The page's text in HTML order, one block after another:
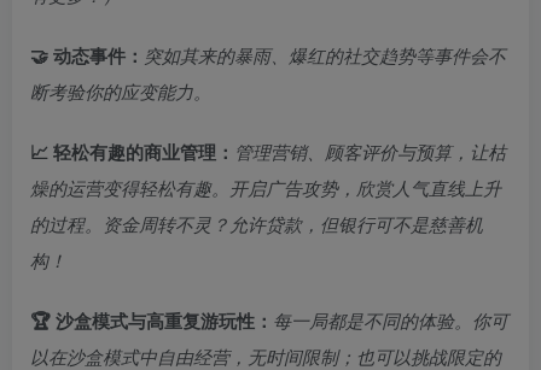
🤝 动态事件： 突如其来的暴雨、爆红的社交趋势等事件会不
断考验你的应变能力。
📈 轻松有趣的商业管理： 管理营销、顾客评价与预算，让枯
燥的运营变得轻松有趣。开启广告攻势，欣赏人气直线上升
的过程。资金周转不灵？允许贷款，但银行可不是慈善机
构！
🏆 沙盒模式与高重复游玩性： 每一局都是不同的体验。你可
以在沙盒模式中自由经营，无时间限制；也可以挑战限定的